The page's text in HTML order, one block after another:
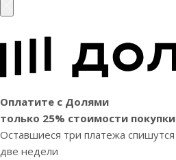
Оплатите с Долями
только 25% стоимости покупки
Оставшиеся три платежа
две недели